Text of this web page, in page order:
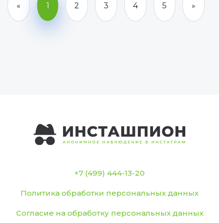
« 1 2 3 4 5 »
+7 (499) 444-13-20
Политика обработки персональных данных
Согласие на обработку персональных данных